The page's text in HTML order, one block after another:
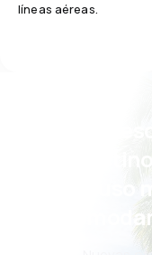
líneas aéreas.
¡Eh!
incluso